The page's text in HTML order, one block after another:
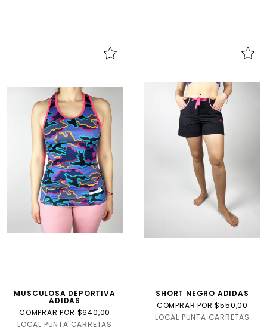
MUSCULOSA DEPORTIVA
ADIDAS
COMPRAR POR $640,00
LOCAL PUNTA CARRETAS
SHORT NEGRO ADIDAS
COMPRAR POR $550,00
LOCAL PUNTA CARRETAS